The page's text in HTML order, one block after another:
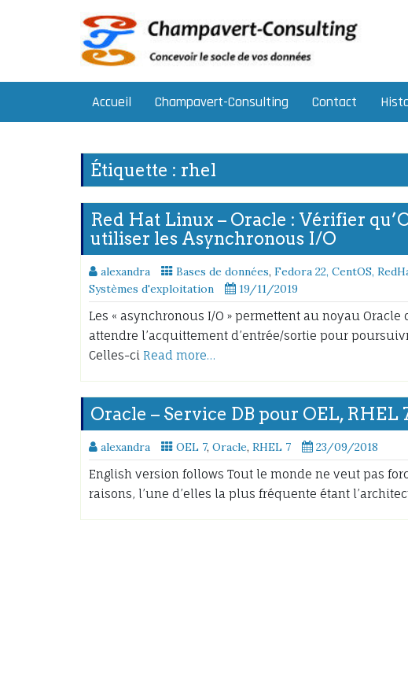
Accueil Champavert-Consulting Contact
Étiquette : rhel
Red Hat Linux – Oracle : Vérifier
utiliser les Asynchronous I/O
alexandra Bases de données, Fedora 22, CentOS,
Systèmes d'exploitation
19/11/2019
Les « asynchronous I/O » permettent au noyau
attendre l’acquittement d’entrée/sortie pour
Celles-ci Read more…
Oracle – Service DB pour OEL, RHEL
alexandra OEL 7, Oracle, RHEL 7 23/09/2018
English version follows Tout le monde ne veut pas
raisons, l’une d’elles la plus fréquente étant